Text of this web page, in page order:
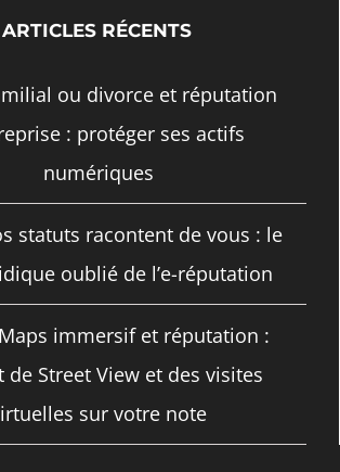
ARTICLES RÉCENTS
ou divorce et réputation
: protéger ses actifs
numériques
statuts racontent de vous : le
oublié de l’e-réputation
immersif et réputation :
de Street View et des visites
sur votre note